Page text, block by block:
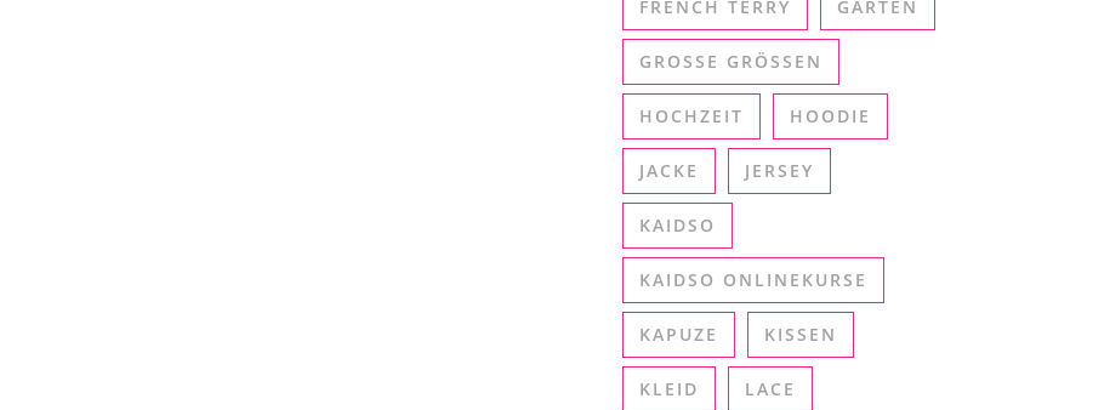
FRENCH TERRY GARTEN
GROSSE GRÖSSEN
HOCHZEIT HOODIE
JACKE JERSEY
KAIDSO
KAIDSO ONLINEKURSE
KAPUZE KISSEN
KLEID LACE